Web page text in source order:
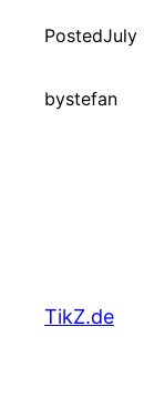
PostedJuly
bystefan
TikZ.de